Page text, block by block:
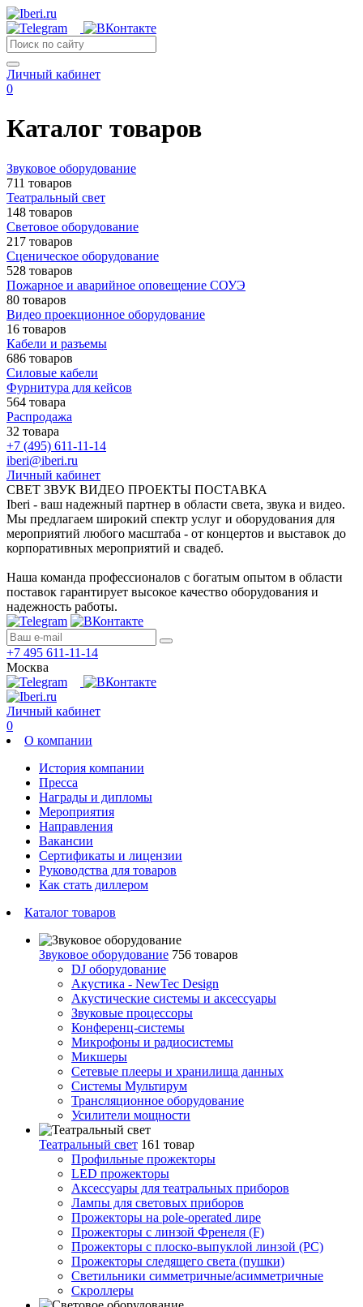
Личный кабинет
0
Каталог товаров
Звуковое оборудование
711 товаров
Театральный свет
148 товаров
Световое оборудование
217 товаров
Сценическое оборудование
528 товаров
Пожарное и аварийное оповещение СОУЭ
80 товаров
Видео проекционное оборудование
16 товаров
Кабели и разъемы
686 товаров
Силовые кабели
Фурнитура для кейсов
564 товара
Распродажа
32 товара
+7 (495) 611-11-14
iberi@iberi.ru
Личный кабинет
СВЕТ ЗВУК ВИДЕО ПРОЕКТЫ ПОСТАВКА
Iberi - ваш надежный партнер в области света, звука и видео.
Мы предлагаем широкий спектр услуг и оборудования для
мероприятий любого масштаба - от концертов и выставок до
корпоративных мероприятий и свадеб.
Наша команда профессионалов с богатым опытом в области
поставок гарантирует высокое качество оборудования и
надежность работы.
+7 495 611-11-14
Москва
Личный кабинет
0
О компании
История компании
Пресса
Награды и дипломы
Мероприятия
Направления
Вакансии
Сертификаты и лицензии
Руководства для товаров
Как стать диллером
Каталог товаров
Звуковое оборудование 756 товаров
DJ оборудование
Акустика - NewTec Design
Акустические системы и аксессуары
Звуковые процессоры
Конференц-системы
Микрофоны и радиосистемы
Микшеры
Сетевые плееры и хранилища данных
Системы Мультирум
Трансляционное оборудование
Усилители мощности
Театральный свет 161 товар
Профильные прожекторы
LED прожекторы
Аксессуары для театральных приборов
Лампы для световых приборов
Прожекторы на pole-operated лире
Прожекторы с линзой Френеля (F)
Прожекторы с плоско-выпуклой линзой (PC)
Прожекторы следящего света (пушки)
Светильники симметричные/асимметричные
Скроллеры